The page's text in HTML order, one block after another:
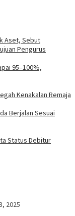
Aset, Sebut
Pengurus
95–100%,
Kenakalan Remaja
Berjalan Sesuai
Status Debitur
2025